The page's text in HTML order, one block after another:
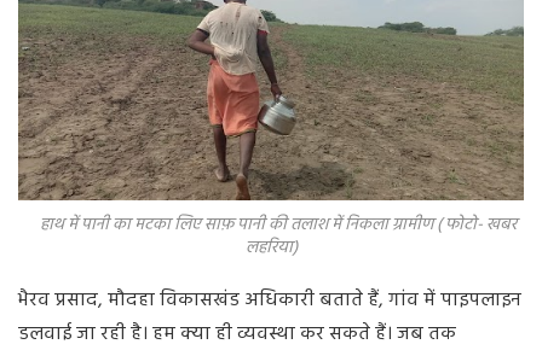
हाथ में पानी का मटका लिए साफ़ पानी की तलाश में निकला ग्रामीण ( फोटो- खबर
लहरिया)
भैरव प्रसाद, मौदहा विकासखंड अधिकारी बताते हैं, गांव में पाइपलाइन
डलवाई जा रही है। हम क्या ही व्यवस्था कर सकते हैं। जब तक